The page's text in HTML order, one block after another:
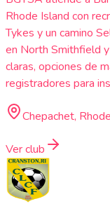
Rhode Island con
Tykes y un camino
en North Smithfield
claras, opciones de
registradores para
Chepachet,
Ver club